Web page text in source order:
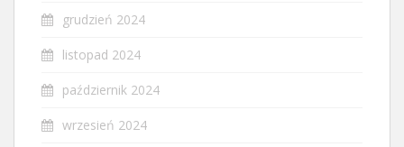
grudzień 2024
listopad 2024
październik 2024
wrzesień 2024